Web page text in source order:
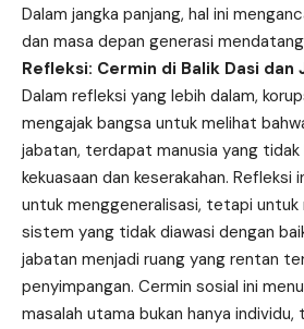
Dalam jangka panjang, hal ini
dan masa depan generasi
Refleksi: Cermin di Balik Dasi dan
Dalam refleksi yang lebih dalam,
mengajak bangsa untuk melihat
jabatan, terdapat manusia yang tidak
kekuasaan dan keserakahan. Refleksi
untuk menggeneralisasi, tetapi untuk
sistem yang tidak diawasi dengan
jabatan menjadi ruang yang rentan
penyimpangan. Cermin sosial ini
masalah utama bukan hanya